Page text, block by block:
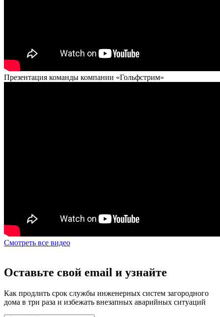
Презентация команды компании «Гольфстрим»
Смотреть все видео
Оставьте свой email и узнайте
Как продлить срок службы инженерных систем загородного
дома в три раза и избежать внезапных аварийных ситуаций